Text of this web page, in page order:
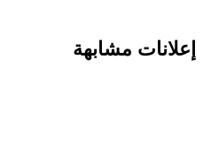
إعلانات مشابهة